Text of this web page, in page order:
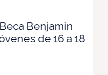
Benjamin
de 16 a 18